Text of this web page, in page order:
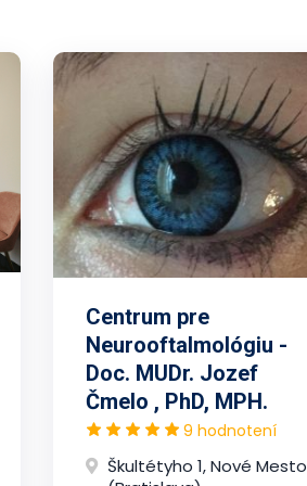
Centrum pre
Neurooftalmológiu -
Doc. MUDr. Jozef
Čmelo , PhD, MPH.
9 hodnotení
Škultétyho 1, Nové Mesto